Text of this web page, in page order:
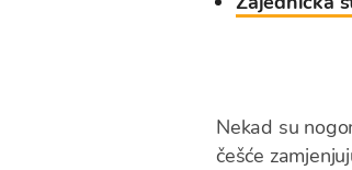
Nekad su
češće